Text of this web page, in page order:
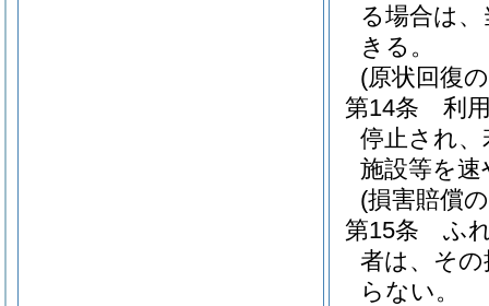
る場合は
きる。
(原状回復
第14条
利
停止され
施設等を
(損害賠償
第15条
ふ
者は、そ
らない。